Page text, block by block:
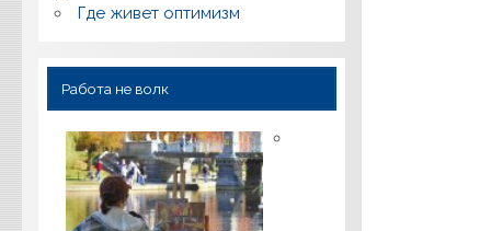
Где живет оптимизм
Работа не волк